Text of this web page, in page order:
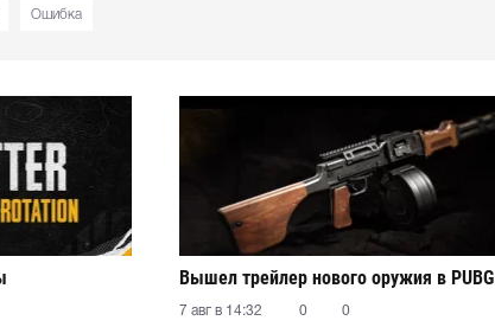
Ошибка
Вышел трейлер нового оружия в PUBG
7 авг в 14:32 0 0